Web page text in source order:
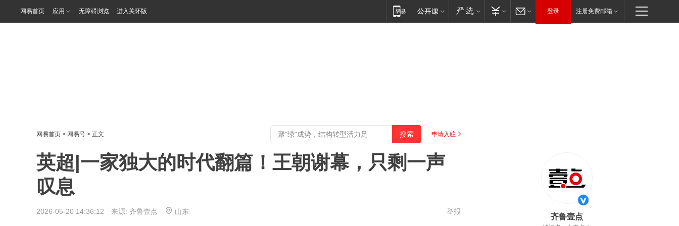
网易首页 应用 无障碍浏览 进入关怀版 登录 注册免费邮箱
网易首页 > 网易号 > 正文 申请入驻
英超|一家独大的时代翻篇！王朝谢幕，只剩一声
叹息
2026-05-20 14:36:12 来源: 齐鲁壹点 山东 举报
齐鲁壹点